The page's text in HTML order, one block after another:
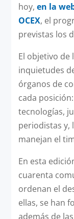
hoy, en la
OCEX, el
previstas los
El objetivo de
inquietudes
órganos de
cada
tecnologías,
periodistas y,
manejan el
En esta
cuarenta
ordenan el
ellas, se han
además de